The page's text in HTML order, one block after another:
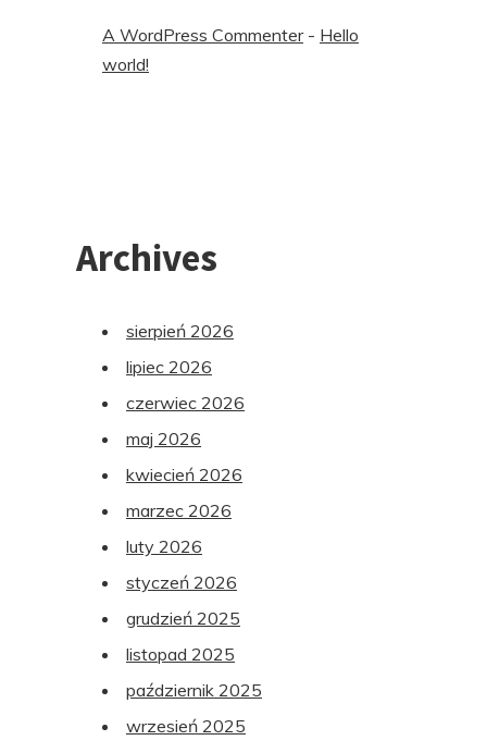
A WordPress Commenter- Hello
world!
Archives
sierpień 2026
lipiec 2026
czerwiec 2026
maj 2026
kwiecień 2026
marzec 2026
luty 2026
styczeń 2026
grudzień 2025
listopad 2025
październik 2025
wrzesień 2025